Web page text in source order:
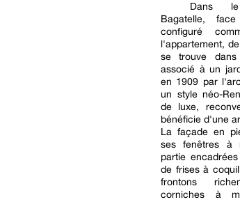
Dans le
Bagatelle,
configuré
l'appartement,
se trouve
associé à un
en 1909 par
un style néo-
de luxe,
bénéficie d'une
La façade en
ses fenêtres à
partie
de frises à
frontons
corniches à